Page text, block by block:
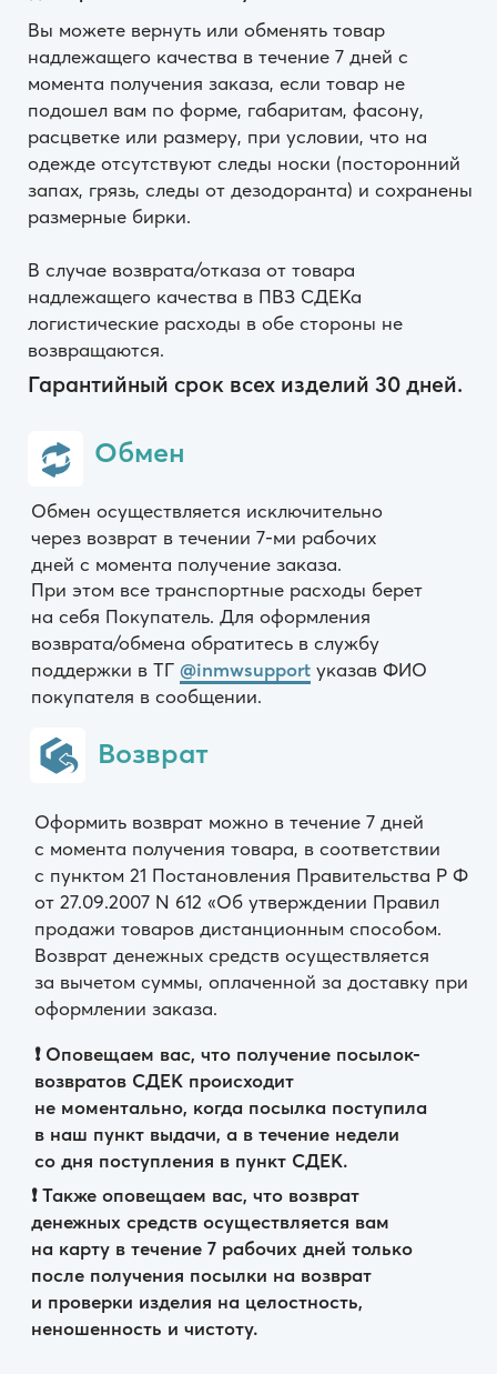
Оформить возврат можно в течение 7 дней
с момента получения товара, в соответствии
с пунктом 21 Постановления Правительства Р Ф
от 27.09.2007 N 612 «Об утверждении Правил
Возврат денежных средств осуществляется
❗️ Также оповещаем вас, что возврат
денежных средств осуществляется вам
на карту в течение 7 рабочих дней только
после получения посылки на возврат
и проверки изделия на целостность,
неношенность и чистоту.
Возврат осуществляется по адресу г.
❗️ Оповещаем вас, что получение посылок-
возвратов СДЕК происходит
в наш пункт выдачи, а в течение недели
со дня поступления в пункт СДЕК.
на себя Покупатель. Для оформления
возврата/обмена обратитесь в службу
поддержки в ТГ@inmwsupport указав ФИО
покупателя в сообщении.
через возврат в течении 7-ми рабочих
дней с момента получение заказа.
Обмен
Политика конфиденциальности
Made with Goodness
Контакты
FAQ
Подарочные сертификаты
ОГРН: 325050000015467
ИНН: 057104426052
ИП Соловьёва Анастасия Игоревна